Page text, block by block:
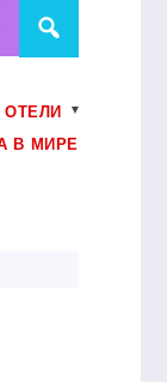
В МИРЕ